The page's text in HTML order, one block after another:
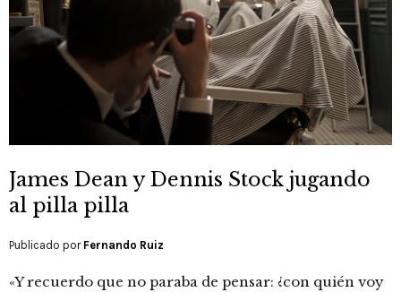
James Dean y Dennis Stock jugando
al pilla pilla
Publicado por Fernando Ruiz
«Y recuerdo que no paraba de pensar: ¿con quién voy